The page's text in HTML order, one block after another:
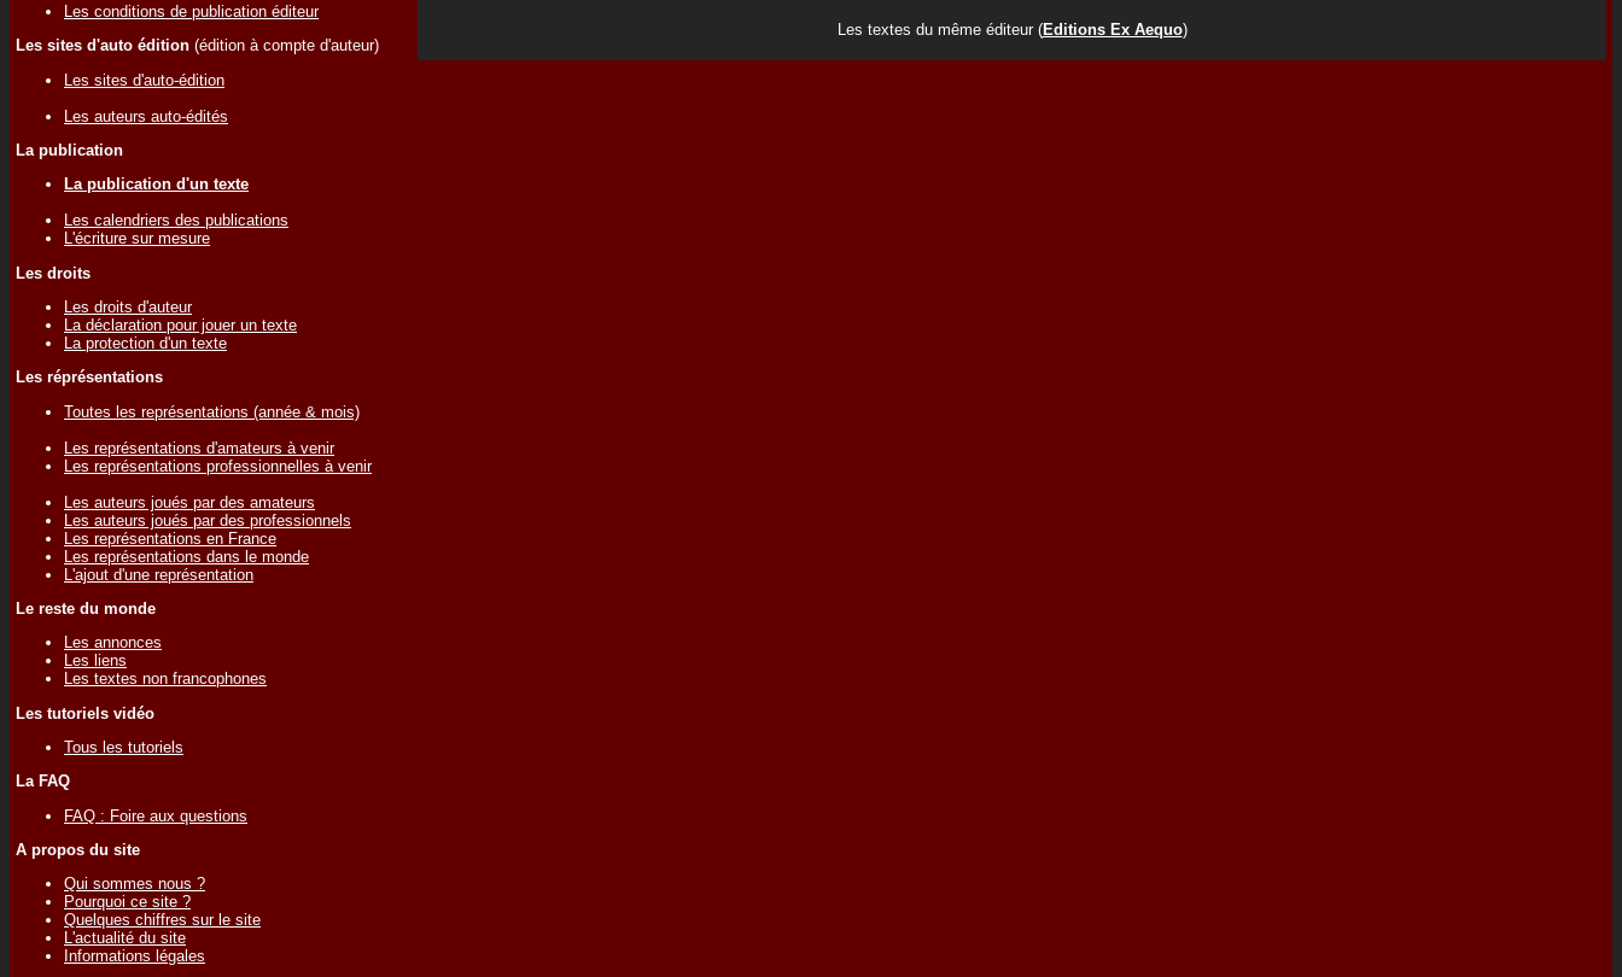
Les conditions de publication éditeur
Les sites d'auto édition (édition à compte d'auteur)
Les sites d'auto-édition
Les auteurs auto-édités
La publication
La publication d'un texte
Les calendriers des publications
L'écriture sur mesure
Les droits
Les droits d'auteur
La déclaration pour jouer un texte
La protection d'un texte
Les réprésentations
Toutes les représentations (année & mois)
Les représentations d'amateurs à venir
Les représentations professionnelles à venir
Les auteurs joués par des amateurs
Les auteurs joués par des professionnels
Les représentations en France
Les représentations dans le monde
L'ajout d'une représentation
Le reste du monde
Les annonces
Les liens
Les textes non francophones
Les tutoriels vidéo
Tous les tutoriels
La FAQ
FAQ : Foire aux questions
A propos du site
Qui sommes nous ?
Pourquoi ce site ?
Quelques chiffres sur le site
L'actualité du site
Informations légales
Les textes du même éditeur (Editions Ex Aequo)